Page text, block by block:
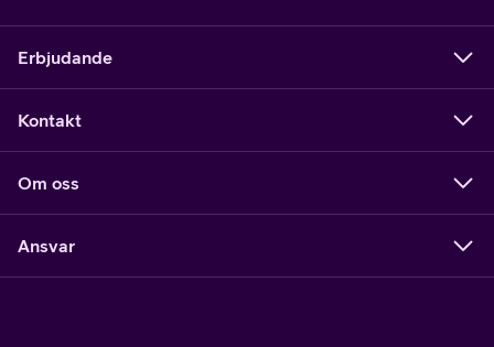
Erbjudande
Kontakt
Om oss
Ansvar